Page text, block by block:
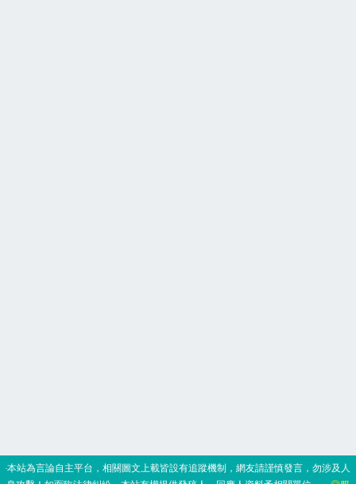
‧本站為言論自主平台，相關圖文上載皆設有追蹤機制，網友請謹慎發言，勿涉及人